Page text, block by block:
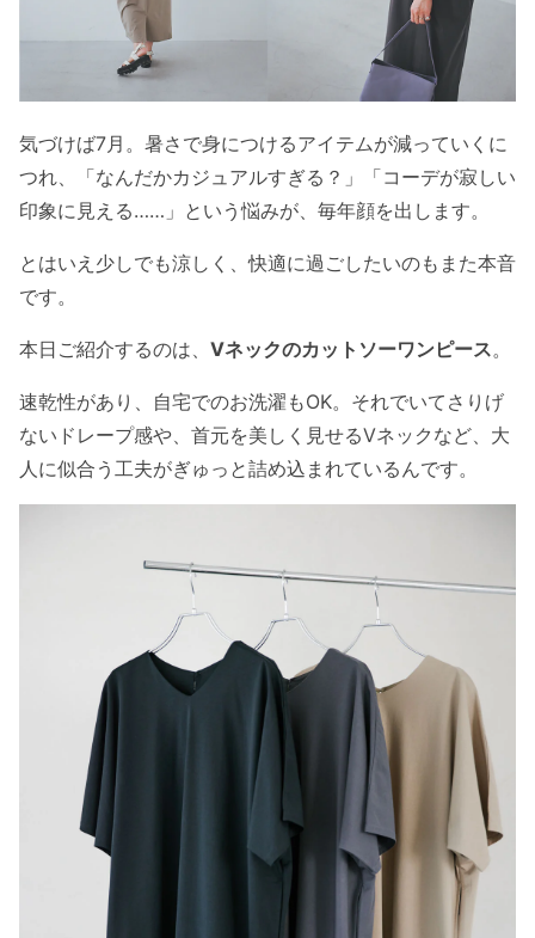
気づけば7月。暑さで身につけるアイテムが減っていくに
つれ、「なんだかカジュアルすぎる？」「コーデが寂しい
印象に見える……」という悩みが、毎年顔を出します。
とはいえ少しでも涼しく、快適に過ごしたいのもまた本音
です。
本日ご紹介するのは、 Vネックのカットソーワンピース。
速乾性があり、自宅でのお洗濯もOK。それでいてさりげ
ないドレープ感や、首元を美しく見せるVネックなど、大
人に似合う工夫がぎゅっと詰め込まれているんです。